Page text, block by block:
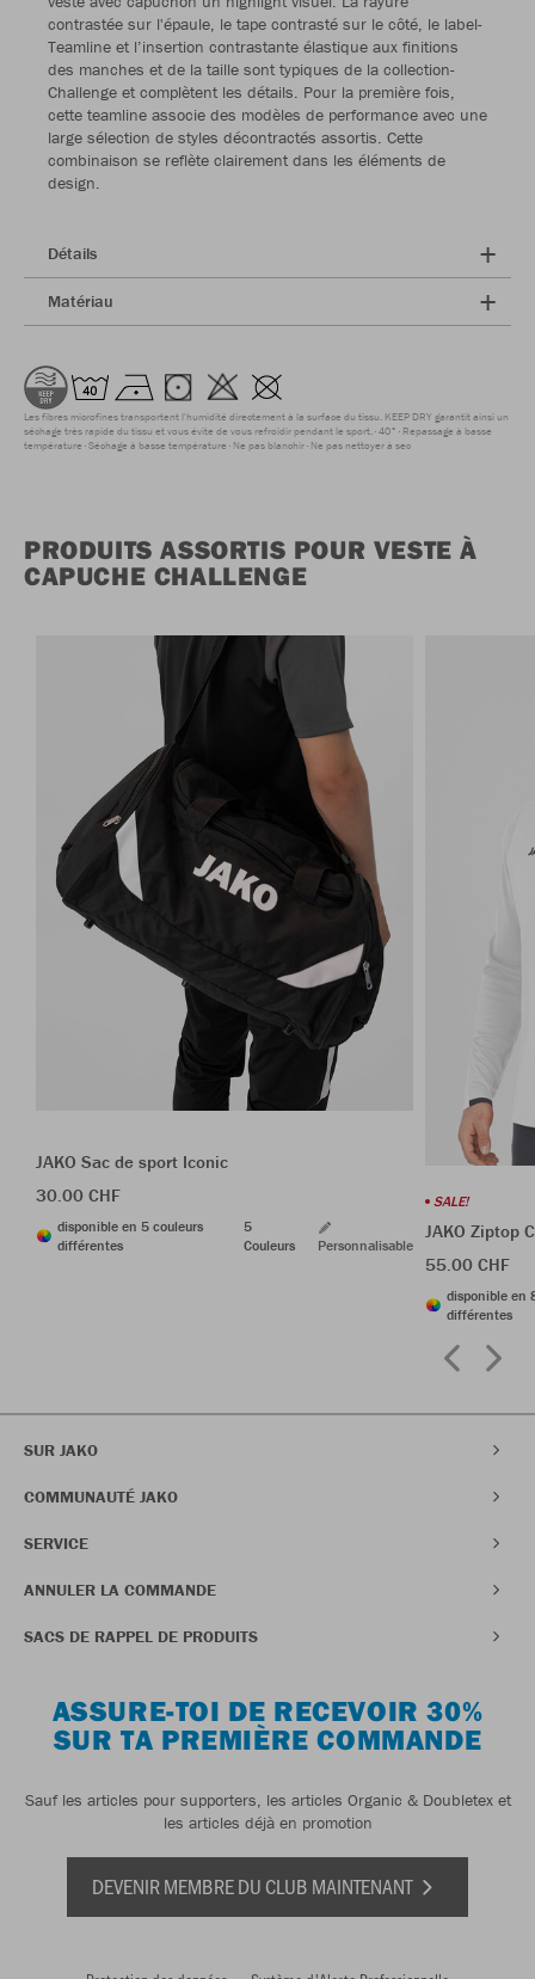
contrastée sur l'épaule, le tape contrasté sur le côté, le label-
Teamline et l’insertion contrastante élastique aux finitions
des manches et de la taille sont typiques de la collection-
Challenge et complètent les détails. Pour la première fois,
cette teamline associe des modèles de performance avec une
large sélection de styles décontractés assortis. Cette
combinaison se reflète clairement dans les éléments de
design.
Détails
Matériau
Les fibres microfines transportent l'humidité directement à la surface du tissu. KEEP DRY garantit ainsi un
séchage très rapide du tissu et vous évite de vous refroidir pendant le sport. 40° Repassage à basse
température Séchage à basse température Ne pas blanchir Ne pas nettoyer à sec
PRODUITS ASSORTIS POUR VESTE À
CAPUCHE CHALLENGE
JAKO Sac de sport Iconic
30.00 CHF
disponible en 5 couleurs
différentes
5
Couleurs
Personnalisable
SALE!
JAKO Ziptop
55.00 CHF
disponible en
différentes
SUR JAKO
COMMUNAUTÉ JAKO
SERVICE
ANNULER LA COMMANDE
SACS DE RAPPEL DE PRODUITS
ASSURE-TOI DE RECEVOIR 30%
SUR TA PREMIÈRE COMMANDE
Sauf les articles pour supporters, les articles Organic & Doubletex et
les articles déjà en promotion
DEVENIR MEMBRE DU CLUB MAINTENANT